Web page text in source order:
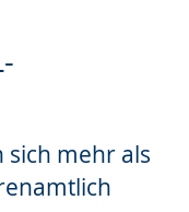
sich mehr als